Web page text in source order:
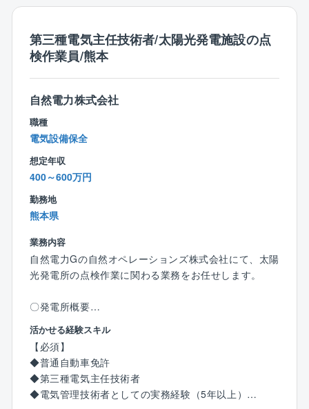
ゆる業種のお客様でお使いいただいているボイラを主
真空式温水ヒーターにおいて国内トップシェアを実現
しております。ボイラの種類は豊富にありますが、熱
そういったお客様の要望に対して、多様な技術・製品
を用いた『トータルエンジニアリング』ができ、お客
様の要望に沿った最良のものを提案できる強みがあり
ポジションを責任と裁量をもって経験することができ
ます。
・発電実績が数値として現れることで、自分自身の達
成や貢献を分かりやすく実感することができます。
・地域と共生し、地域に根差した自然エネルギーの普
及と定着に直接的に関与でき、グローバルレベルの気
候変動の課題に貢献することができます。
・一緒に働く仲間が持つ専門知識や社会課題に対する
高い意識からの刺激、部署や職種、年齢などによる垣
根のなさは、体験して初めて分かる自然電力グループ
【同社の特徴】
“すべての人“ が包摂される組織・社会づくり
◆「ジェンダー」「LGBTQ+」「障害」「多文化共
生」「育児・介護」の5つの要素で評価されるDEI Awa
rd 2023受賞 「アドバンス」クラス認定
◆役員・マネジメント職の外国人比率は14%（50名中
7名）
◆男女比率 男性66%：女性34%／マネジメント職
男性73%：女性27%
◆社員に委ねるフルフレックスタイム制とフレックス
プレイス制を採用
第三種電気主任技術者/太陽光発電施設の点
検作業員/熊本
自然電力株式会社
職種
電気設備保全
想定年収
400～600万円
勤務地
熊本県
業務内容
自然電力Gの自然オペレーションズ株式会社にて、太陽
光発電所の点検作業に関わる業務をお任せします。
〇発電所概要
所在地：熊本県大津町
【具体的には】
・太陽光パネル・設備の日常&定期点検。
・不具合時初期対応、協力業者発注清掃業務
・除草・清掃業務
活かせる経験スキル
【必須】
◆普通自動車免許
◆第三種電気主任技術者
◆電気管理技術者としての実務経験（5年以上）